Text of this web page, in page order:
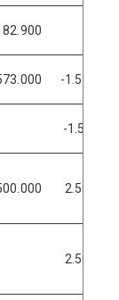
82.900
-
-